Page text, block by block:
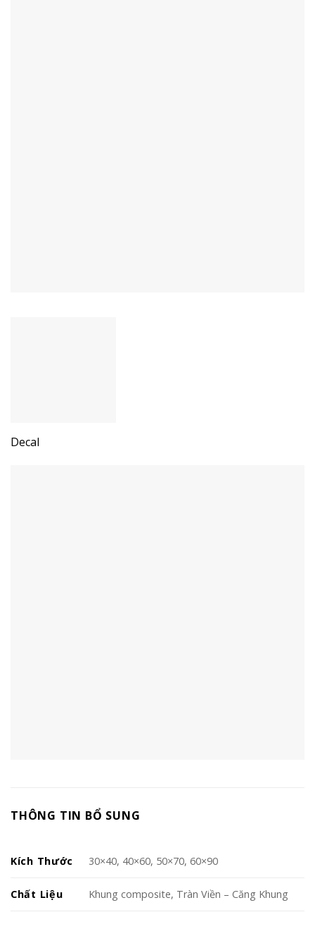
Decal
THÔNG TIN BỔ SUNG
Kích Thước 30×40, 40×60, 50×70, 60×90
Chất Liệu Khung composite, Tràn Viền – Căng Khung